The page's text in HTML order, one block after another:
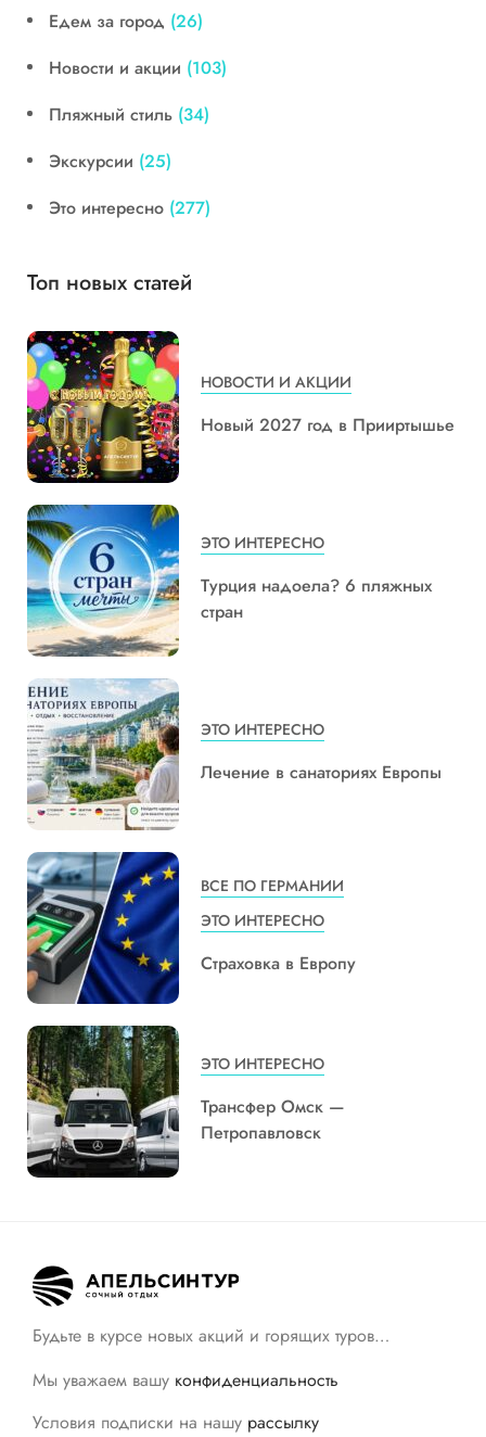
Едем за город (26)
Новости и акции (103)
Пляжный стиль (34)
Экскурсии (25)
Это интересно (277)
Топ новых статей
НОВОСТИ И АКЦИИ
Новый 2027 год в Прииртышье
ЭТО ИНТЕРЕСНО
Турция надоела? 6 пляжных
стран
ЭТО ИНТЕРЕСНО
Лечение в санаториях Европы
ВСЕ ПО ГЕРМАНИИ
ЭТО ИНТЕРЕСНО
Страховка в Европу
ЭТО ИНТЕРЕСНО
Трансфер Омск —
Петропавловск
Будьте в курсе новых акций и горящих туров…
Мы уважаем вашу конфиденциальность
Условия подписки на нашу рассылку